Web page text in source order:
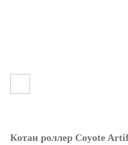
Котан роллер Coyote